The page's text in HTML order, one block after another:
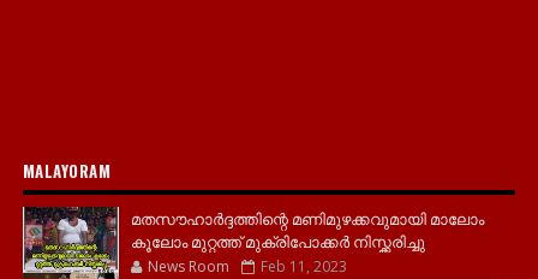
MALAYORAM
മതസൗഹാർദ്ദത്തിന്റെ മണിമുഴക്കവുമായി മാലോം
കൂലോം മുറ്റത്ത് മുക്രിപോക്കർ നിസ്ക്കരിച്ചു
News Room Feb 11, 2023